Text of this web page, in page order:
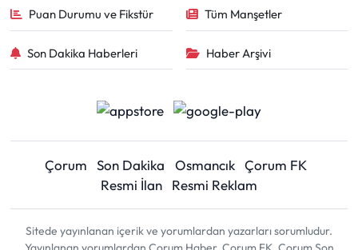
Puan Durumu ve Fikstür Tüm Manşetler
Son Dakika Haberleri Haber Arşivi
Çorum Son Dakika Osmancık Çorum FK
Resmi İlan
Resmi Reklam
Sitede yayınlanan içerik ve yorumlardan yazarları sorumludur.